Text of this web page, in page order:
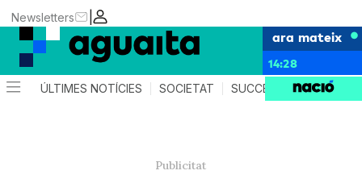
|
Newsletters
ara mateix
14:28
ÚLTIMES NOTÍCIES SOCIETAT SUCCESSOS AGENDA